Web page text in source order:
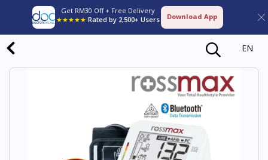
Get RM30 Off + Free Delivery
★★★★★ Rated by 2,500+ Users Download App
EN